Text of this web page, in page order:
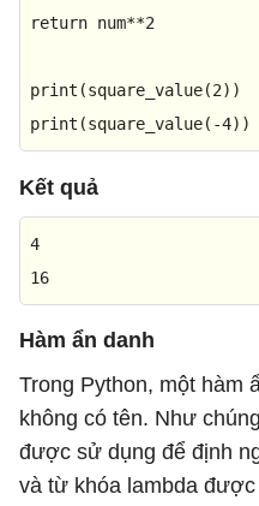
return num**2
print (square_value(2
print (square_value(-4))
Kết quả
4
16
Hàm ẩn danh
Trong Python, một hàm
không có tên. Như
được sử dụng để định
và từ khóa lambda